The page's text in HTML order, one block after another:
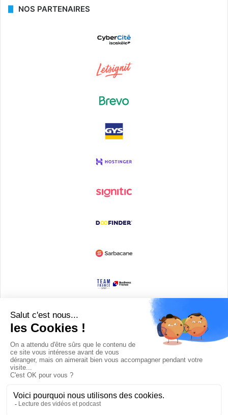
NOS PARTENAIRES
Devenir partenaire
© Copyright 2008 / 2026,DECODE MEDIA, The Innovation Media
Company.All Rights Reserved